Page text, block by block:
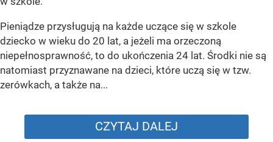
Pieniądze przysługują na każde uczące się w szkole
dziecko w wieku do 20 lat, a jeżeli ma orzeczoną
niepełnosprawność, to do ukończenia 24 lat. Środki nie są
natomiast przyznawane na dzieci, które uczą się w tzw.
zerówkach, a także na...
CZYTAJ DALEJ